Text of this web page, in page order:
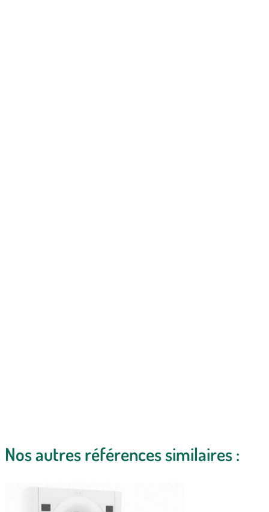
Nos autres références similaires :